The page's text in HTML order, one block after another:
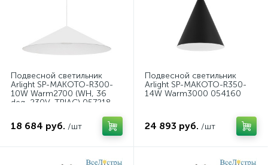
Подвесной светильник
Arlight SP-MAKOTO-R300-
10W Warm2700 (WH, 36
deg, 230V, TRIAC) 057218
18 684 руб. /шт
Подвесной светильник
Arlight SP-MAKOTO-R350-
14W Warm3000 054160
24 893 руб. /шт